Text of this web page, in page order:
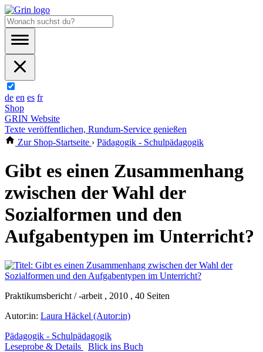
de en es fr
Shop
GRIN Website
Texte veröffentlichen, Rundum-Service genießen
Zur Shop-Startseite › Pädagogik - Schulpädagogik
Gibt es einen Zusammenhang
zwischen der Wahl der
Sozialformen und den
Aufgabentypen im Unterricht?
Praktikumsbericht / -arbeit , 2010 , 40 Seiten
Autor:in: Laura Häckel (Autor:in)
Pädagogik - Schulpädagogik
Leseprobe & Details
Blick ins Buch